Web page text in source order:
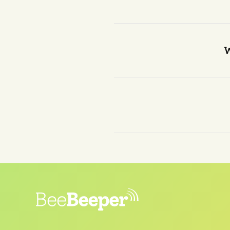
voor hem zou maken.